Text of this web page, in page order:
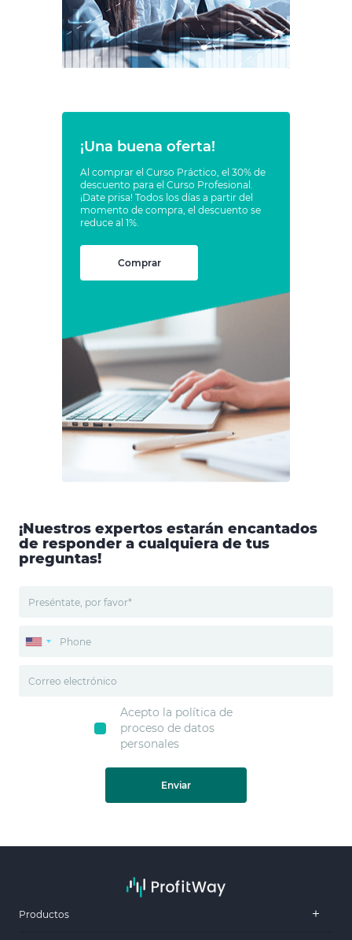
¡Una buena oferta!
Al comprar el Curso Práctico, el 30% de
descuento para el Curso Profesional.
¡Date prisa! Todos los días a partir del
momento de compra, el descuento se
reduce al 1%.
Comprar
¡Nuestros expertos estarán encantados
de responder a cualquiera de tus
preguntas!
Acepto la política de
proceso de datos
personales
Enviar
Productos